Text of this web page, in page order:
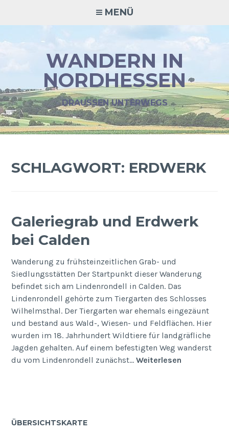
MENÜ
WANDERN IN
NORDHESSEN
DRAUSSEN UNTERWEGS
SCHLAGWORT: ERDWERK
Galeriegrab und Erdwerk
bei Calden
Wanderung zu frühsteinzeitlichen Grab- und
Siedlungsstätten Der Startpunkt dieser Wanderung
befindet sich am Lindenrondell in Calden. Das
Lindenrondell gehörte zum Tiergarten des Schlosses
Wilhelmsthal. Der Tiergarten war ehemals eingezäunt
und bestand aus Wald-, Wiesen- und Feldflächen. Hier
wurden im 18. Jahrhundert Wildtiere für landgräfliche
Jagden gehalten. Auf einem befestigten Weg wanderst
du vom Lindenrondell zunächst…Weiterlesen
ÜBERSICHTSKARTE